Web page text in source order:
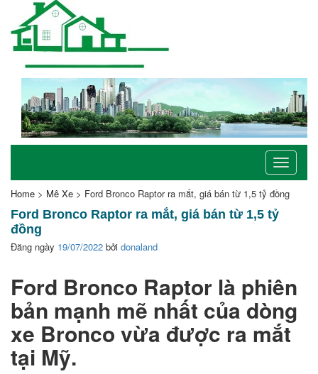
Toggle
Home > Mê Xe > Ford Bronco Raptor ra mắt, giá bán từ 1,5 tỷ đồng
Ford Bronco Raptor ra mắt, giá bán từ 1,5 tỷ
đồng
Đăng ngày 19/07/2022 bởi donaland
Ford Bronco Raptor là phiên
bản mạnh mẽ nhất của dòng
xe Bronco vừa được ra mắt
tại Mỹ.